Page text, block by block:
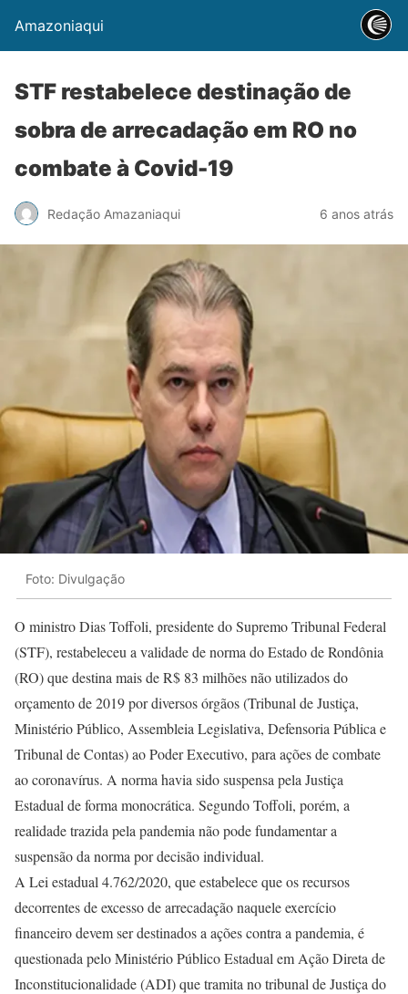
Amazoniaqui
STF restabelece destinação de
sobra de arrecadação em RO no
combate à Covid-19
Redação Amazaniaqui 6 anos atrás
Foto: Divulgação
O ministro Dias Toffoli, presidente do Supremo Tribunal Federal
(STF), restabeleceu a validade de norma do Estado de Rondônia
(RO) que destina mais de R$ 83 milhões não utilizados do
orçamento de 2019 por diversos órgãos (Tribunal de Justiça,
Ministério Público, Assembleia Legislativa, Defensoria Pública e
Tribunal de Contas) ao Poder Executivo, para ações de combate
ao coronavírus. A norma havia sido suspensa pela Justiça
Estadual de forma monocrática. Segundo Toffoli, porém, a
realidade trazida pela pandemia não pode fundamentar a
suspensão da norma por decisão individual.
A Lei estadual 4.762/2020, que estabelece que os recursos
decorrentes de excesso de arrecadação naquele exercício
financeiro devem ser destinados a ações contra a pandemia, é
questionada pelo Ministério Público Estadual em Ação Direta de
Inconstitucionalidade (ADI) que tramita no tribunal de Justiça do